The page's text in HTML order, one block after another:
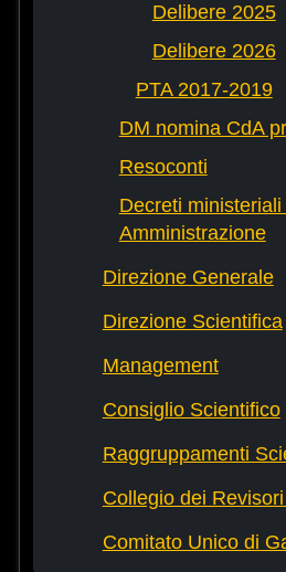
Delibere 2025
Delibere 2026
PTA 2017-2019
DM nomina CdA
Resoconti
Decreti
Amministrazione
Direzione Generale
Direzione Scientifica
Management
Consiglio Scientifico
Raggruppamenti
Collegio dei
Comitato Unico di